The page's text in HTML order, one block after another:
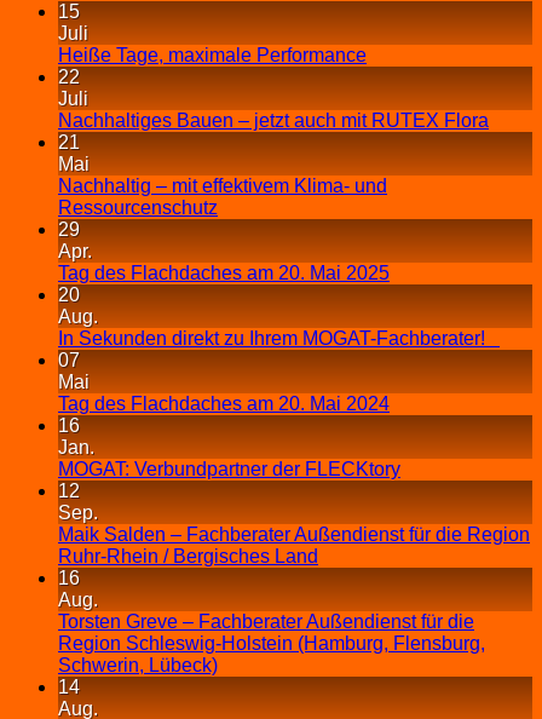
15
Juli
Heiße Tage, maximale Performance
22
Juli
Nachhaltiges Bauen – jetzt auch mit RUTEX Flora
21
Mai
Nachhaltig – mit effektivem Klima- und
Ressourcenschutz
29
Apr.
Tag des Flachdaches am 20. Mai 2025
20
Aug.
In Sekunden direkt zu Ihrem MOGAT-Fachberater!
07
Mai
Tag des Flachdaches am 20. Mai 2024
16
Jan.
MOGAT: Verbundpartner der FLECKtory
12
Sep.
Maik Salden – Fachberater Außendienst für die Region
Ruhr-Rhein / Bergisches Land
16
Aug.
Torsten Greve – Fachberater Außendienst für die
Region Schleswig-Holstein (Hamburg, Flensburg,
Schwerin, Lübeck)
14
Aug.